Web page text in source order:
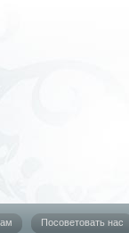
Посоветовать нас